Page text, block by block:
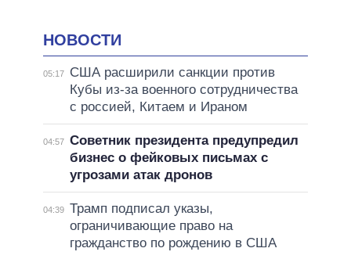
НОВОСТИ
05:17
США расширили санкции против
Кубы из-за военного сотрудничества
с россией, Китаем и Ираном
04:57 Советник президента предупредил
бизнес о фейковых письмах с
угрозами атак дронов
04:39 Трамп подписал указы,
ограничивающие право на
гражданство по рождению в США